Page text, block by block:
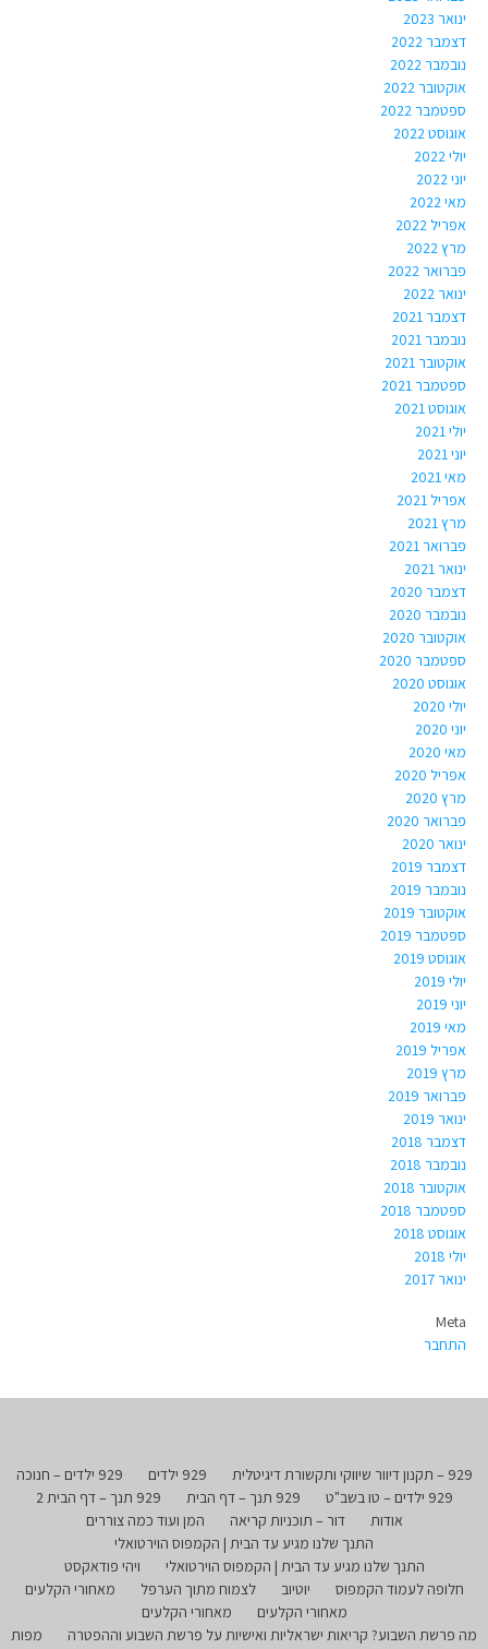
ינואר 2023
דצמבר 2022
נובמבר 2022
אוקטובר 2022
ספטמבר 2022
אוגוסט 2022
יולי 2022
יוני 2022
מאי 2022
אפריל 2022
מרץ 2022
פברואר 2022
ינואר 2022
דצמבר 2021
נובמבר 2021
אוקטובר 2021
ספטמבר 2021
אוגוסט 2021
יולי 2021
יוני 2021
מאי 2021
אפריל 2021
מרץ 2021
פברואר 2021
ינואר 2021
דצמבר 2020
נובמבר 2020
אוקטובר 2020
ספטמבר 2020
אוגוסט 2020
יולי 2020
יוני 2020
מאי 2020
אפריל 2020
מרץ 2020
פברואר 2020
ינואר 2020
דצמבר 2019
נובמבר 2019
אוקטובר 2019
ספטמבר 2019
אוגוסט 2019
יולי 2019
יוני 2019
מאי 2019
אפריל 2019
מרץ 2019
פברואר 2019
ינואר 2019
דצמבר 2018
נובמבר 2018
אוקטובר 2018
ספטמבר 2018
אוגוסט 2018
יולי 2018
ינואר 2017
Meta
התחבר
929 – תקנון דיוור שיווקי ותקשורת דיגיטלית 929 ילדים
929 ילדים – חנוכה
929 ילדים – טו בשב"ט
929 תנך – דף הבית
929 תנך – דף הבית 2
אודות
דור – תוכניות קריאה
המן ועוד כמה צוררים
התנך שלנו מגיע עד הבית | הקמפוס הוירטואלי
התנך שלנו מגיע עד הבית | הקמפוס הוירטואלי
ויהי פודאקסט
חלופה לעמוד הקמפוס
יוטיוב לצמוח מתוך הערפל
מאחורי הקלעים
מאחורי הקלעים
מאחורי הקלעים
מה פרשת השבוע? קריאות ישראליות ואישיות על פרשת השבוע וההפטרה
מפות